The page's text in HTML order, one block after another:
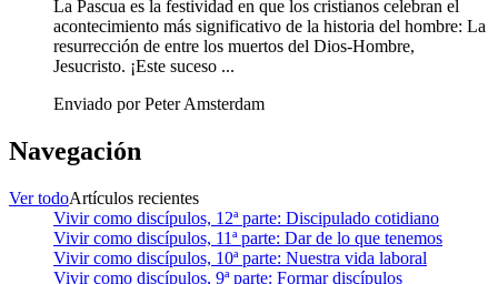
La Pascua es la festividad en que los cristianos celebran el
acontecimiento más significativo de la historia del hombre: La
resurrección de entre los muertos del Dios-Hombre,
Jesucristo. ¡Este suceso ...
Enviado por Peter Amsterdam
Navegación
Ver todoArtículos recientes
Vivir como discípulos, 12ª parte: Discipulado cotidiano
Vivir como discípulos, 11ª parte: Dar de lo que tenemos
Vivir como discípulos, 10ª parte: Nuestra vida laboral
Vivir como discípulos, 9ª parte: Formar discípulos